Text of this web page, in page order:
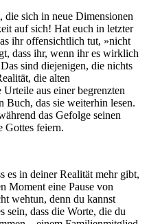
die sich in neue Dimensionen
auf sich! Hat euch in letzter
ihr offensichtlich tut, »nicht
dass ihr, wenn ihr es wirklich
sind diejenigen, die nichts
die alten
aus einer begrenzten
Buch, das sie weiterhin lesen.
das Gefolge seinen
Gottes feiern.
es in deiner Realität mehr gibt,
Moment eine Pause von
wehtun, denn du kannst
sein, dass die Worte, die du